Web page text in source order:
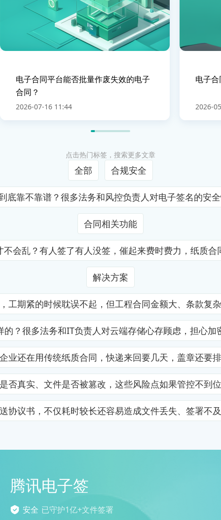
电子合同平台能否批量作废失效的电子
合同？
2026-07-16 11:44
电子
2026-
点击热门标签，搜索更多文章
全部 合规安全
靠不靠谱？很多法务和风控负责人对电子签名的
合同相关功能
会乱？有人签了有人没签，催起来费时费力，纸质
解决方案
期紧的时候耽误不起，但工程合同金额大、条款
很多法务和IT负责人对云端存储心存顾虑，担
还在用传统纸质合同，快递来回要几天，盖章还
真实、文件是否被篡改，这些风险点如果管控不
议书，不仅耗时较长还容易造成文件丢失、签署
腾讯电子签
安全 已守护1亿+文件签署